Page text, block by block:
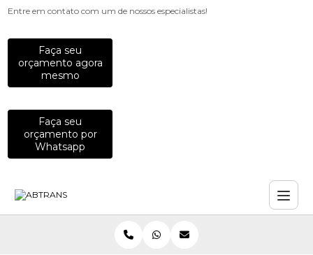
Entre em contato com um de nossos especialistas!
Faça seu
orçamento agora
mesmo
Faça seu
orçamento por
Whatsapp